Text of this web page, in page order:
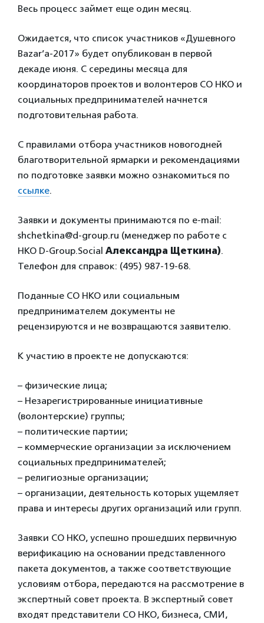
Весь процесс займет еще один месяц.
Ожидается, что список участников «Душевного
Bazar’a-2017» будет опубликован в первой
декаде июня. С середины месяца для
координаторов проектов и волонтеров СО НКО и
социальных предпринимателей начнется
подготовительная работа.
С правилами отбора участников новогодней
благотворительной ярмарки и рекомендациями
по подготовке заявки можно ознакомиться по
ссылке.
Заявки и документы принимаются по e-mail:
shchetkina@d-group.ru (менеджер по работе с
НКО D-Group.Social Александра Щеткина).
Телефон для справок: (495) 987-19-68.
Поданные СО НКО или социальным
предпринимателем документы не
рецензируются и не возвращаются заявителю.
К участию в проекте не допускаются:
– физические лица;
– Незарегистрированные инициативные
(волонтерские) группы;
– политические партии;
– коммерческие организации за исключением
социальных предпринимателей;
– религиозные организации;
– организации, деятельность которых ущемляет
права и интересы других организаций или групп.
Заявки СО НКО, успешно прошедших первичную
верификацию на основании представленного
пакета документов, а также соответствующие
условиям отбора, передаются на рассмотрение в
экспертный совет проекта. В экспертный совет
входят представители СО НКО, бизнеса, СМИ,